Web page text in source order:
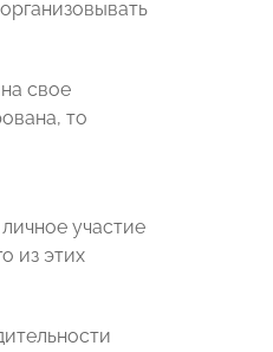
свое
то
участие
из этих